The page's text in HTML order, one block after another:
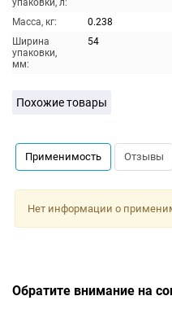
упаковки, л:
Масса, кг:
0.238
Ширина
упаковки,
мм:
54
Похожие товары
Применимость Отзывы
Нет информации о
Обратите внимание на